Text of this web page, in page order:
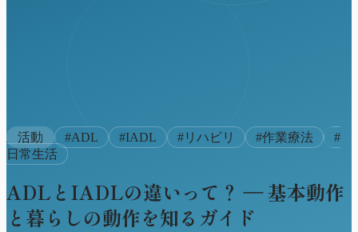
活動 #ADL #IADL #リハビリ #作業療法
#
日常生活
ADLとIADLの違いって？ ― 基本動作
と暮らしの動作を知るガイド